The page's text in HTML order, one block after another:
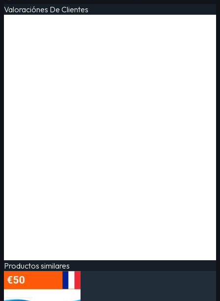
Valoraciónes De Clientes
Productos similares